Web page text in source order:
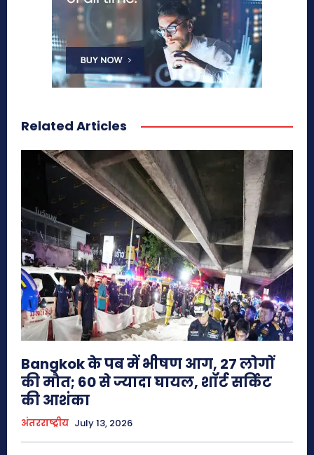
Related Articles
Bangkok के पब में भीषण आग, 27 लोगों
की मौत; 60 से ज्यादा घायल, शॉर्ट सर्किट
की आशंका
अंतरराष्ट्रीय July 13, 2026